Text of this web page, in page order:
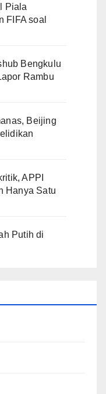
Piala
FIFA soal
Bengkulu
Rambu
Beijing
APPI
Hanya Satu
Putih di